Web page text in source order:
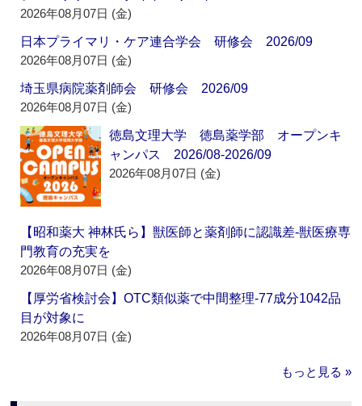
2026年08月07日 (金)
日本プライマリ・ケア連合学会 研修会 2026/09
2026年08月07日 (金)
埼玉県病院薬剤師会 研修会 2026/09
2026年08月07日 (金)
徳島文理大学 徳島薬学部 オープンキ
ャンパス 2026/08-2026/09
2026年08月07日 (金)
【昭和薬大 神林氏ら】獣医師と薬剤師に認識差‐獣医療専
門教育の充実を
2026年08月07日 (金)
【厚労省検討会】OTC類似薬で中間整理‐77成分1042品
目が対象に
2026年08月07日 (金)
もっと見る »